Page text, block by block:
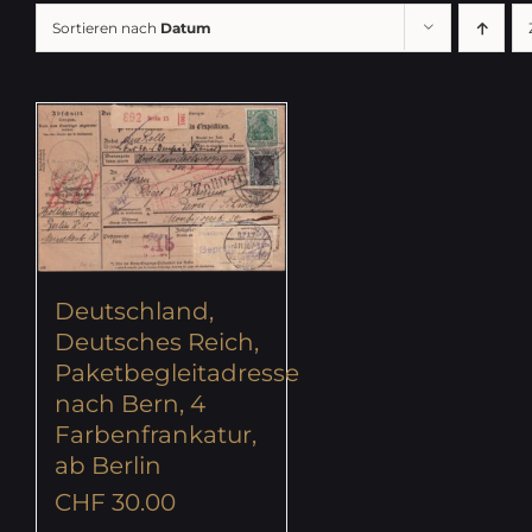
Sortieren nach Datum
Deutschland,
Deutsches Reich,
Paketbegleitadresse
nach Bern, 4
Farbenfrankatur,
ab Berlin
CHF 30.00